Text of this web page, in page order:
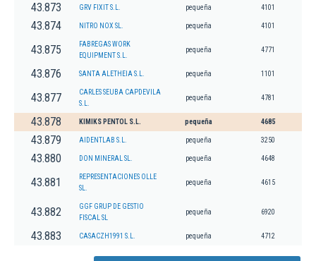
43.873 GRV FIXIT S.L. pequeña 4101
43.874 NITRO NOX SL. pequeña 4101
43.875
FABREGAS WORK
EQUIPMENT S.L.
pequeña 4771
43.876 SANTA ALETHEIA S.L. pequeña 1101
43.877
CARLES SEUBA CAPDEVILA
S.L.
pequeña 4781
43.878 KIMIKS PENTOL S.L. pequeña 4685
43.879 AIDENTLAB S.L. pequeña 3250
43.880 DON MINERAL SL. pequeña 4648
43.881
REPRESENTACIONES OLLE
SL.
pequeña 4615
43.882
GGF GRUP DE GESTIO
FISCAL SL
pequeña 6920
43.883 CASACZH1991 S.L. pequeña 4712